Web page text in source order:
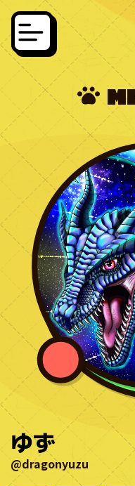
ゆず
@dragonyuzu